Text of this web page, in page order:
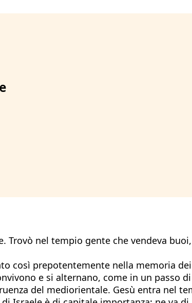
Trovò nel tempio gente che vendeva
così prepotentemente nella memoria
e si alternano, come in un passo
del mediorientale. Gesù entra nel